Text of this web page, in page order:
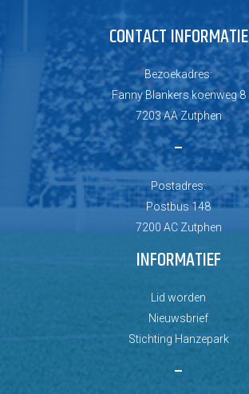
CONTACT INFORMATIE
Bezoekadres:
Fanny Blankers koenweg 8
7203 AA Zutphen
–
Postadres:
Postbus 148
7200 AC Zutphen
INFORMATIEF
Lid worden
Nieuwsbrief
Stichting Hanzepark
–